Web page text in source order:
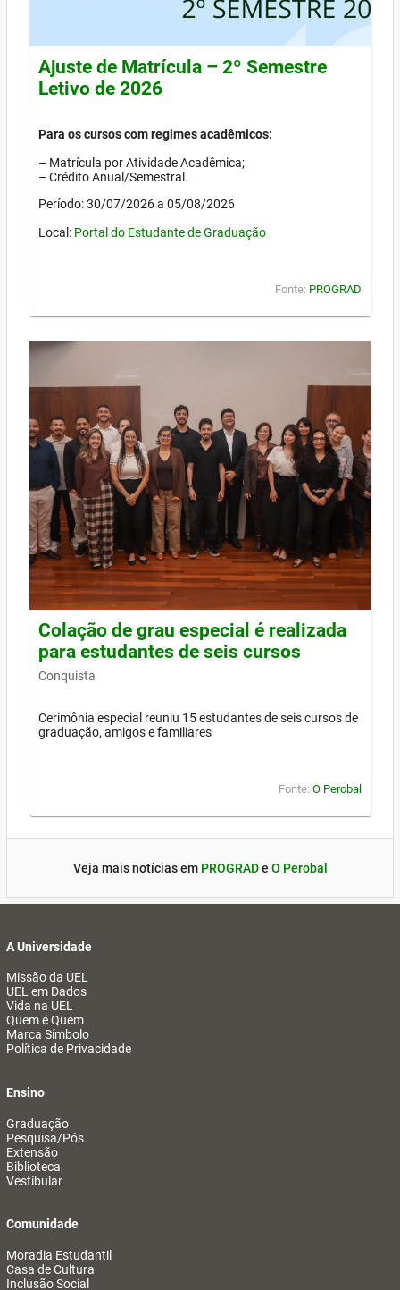
Ajuste de Matrícula – 2º Semestre
Letivo de 2026
Para os cursos com regimes acadêmicos:
– Matrícula por Atividade Acadêmica;
– Crédito Anual/Semestral.
Período: 30/07/2026 a 05/08/2026
Local: Portal do Estudante de Graduação
Fonte: PROGRAD
Colação de grau especial é realizada
para estudantes de seis cursos
Conquista
Cerimônia especial reuniu 15 estudantes de seis cursos de
graduação, amigos e familiares
Fonte: O Perobal
Veja mais notícias em PROGRADe O Perobal
A Universidade
Missão da UEL
UEL em Dados
Vida na UEL
Quem é Quem
Marca Símbolo
Política de Privacidade
Ensino
Graduação
Pesquisa/Pós
Extensão
Biblioteca
Vestibular
Comunidade
Moradia Estudantil
Casa de Cultura
Inclusão Social